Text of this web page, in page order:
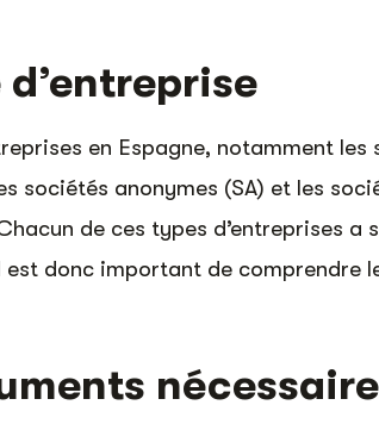
en Espagne, notamment les
sociétés anonymes (SA) et les
de ces types d’entreprises a
donc important de comprendre